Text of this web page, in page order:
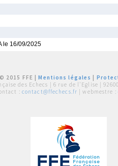
le 16/09/2025
2015 FFE |Mentions légales
des Echecs | 6 rue de l'Eglise | 92600
: contact@ffechecs.fr | webmestre :